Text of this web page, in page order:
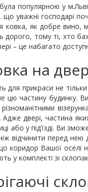
популярною у
уважні господарі
як добре вино,
дорого, тому ті, хто
– це набагато
на
для прикраси не
цю частину будинку.
різноманітними
Адже двері, частина
або у під’їзді. Ви
відчинити перед нею
коридор Вашої оселі
у комплекті зі